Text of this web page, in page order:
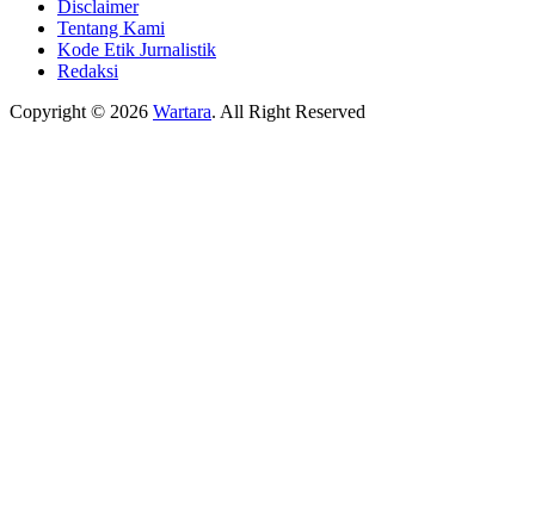
Disclaimer
Tentang Kami
Kode Etik Jurnalistik
Redaksi
Copyright © 2026 Wartara. All Right Reserved